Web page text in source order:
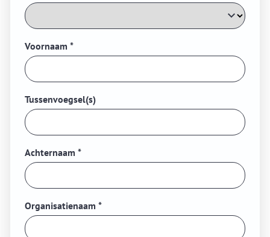
Voornaam *
Tussenvoegsel(s)
Achternaam *
Organisatienaam *